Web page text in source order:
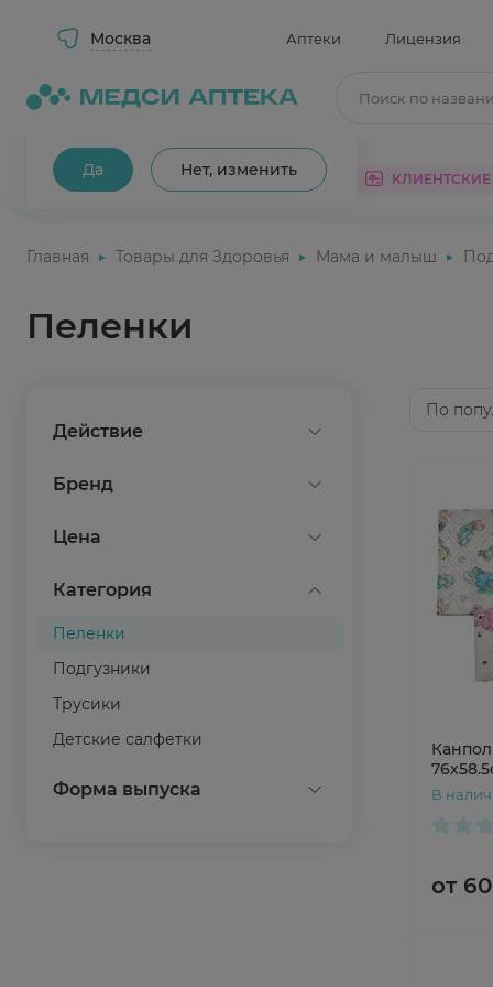
Москва
Ваш город Москва?
Да Нет, изменить
Аптеки Лицензия
Поиск по
КАТАЛОГ АКЦИИ
Главная Товары для Здоровья Мама и малыш
Пеленки
Действие
Бренд
LUXSAN
Клинса
Показать все
Цена
Категория
Пеленки
Подгузники
Трусики
Детские салфетки
Показать все
Форма выпуска
По
В
от